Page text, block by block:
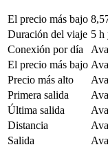
El precio más bajo
Duración del viaje 5 h
Conexión por día
El precio más bajo
Precio más alto
Primera salida
Última salida
Distancia
Salida